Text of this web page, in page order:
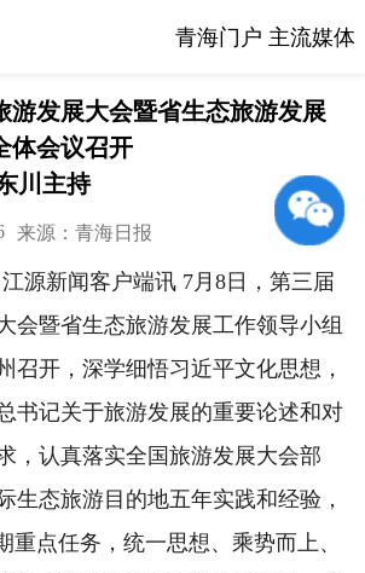
青海门户 主流媒体
游发展大会暨省生态旅游发展
体会议召开
川主持
来源：青海日报
新闻客户端讯 7月8日，第三届
会暨省生态旅游发展工作领导小组
召开，深学细悟习近平文化思想，
书记关于旅游发展的重要论述和对
，认真落实全国旅游发展大会部
生态旅游目的地五年实践和经验，
重点任务，统一思想、乘势而上、